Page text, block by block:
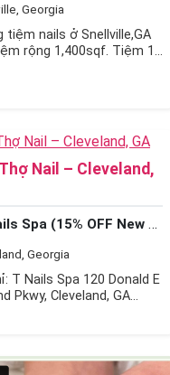
Georgia
tiệm nails ở Snellville,GA
rộng 1,400sqf. Tiệm 11
Nail – Cleveland,
Spa (15% OFF New Customers)
Georgia
T Nails Spa 120 Donald E
Pkwy, Cleveland, GA